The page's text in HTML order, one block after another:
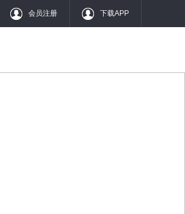
会员注册 下载APP